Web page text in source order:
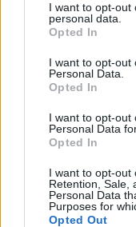
I want to opt-out
personal data.
Opted In
I want to opt-out
Personal Data.
Opted In
I want to opt-out
Personal Data
Opted In
I want to opt-out
Retention, Sale,
Personal Data
Purposes for
Opted Out